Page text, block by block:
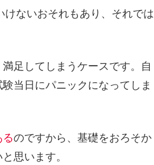
けないおそれもあり、それでは
足してしまうケースです。自
当日にパニックになってしま
のですから、基礎をおろそか
思います。